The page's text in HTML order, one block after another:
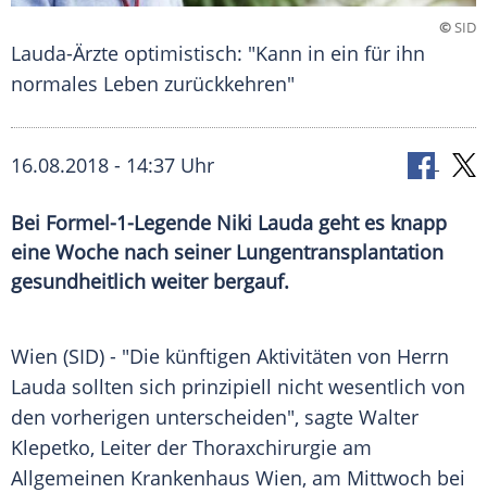
©SID
Lauda-Ärzte optimistisch: "Kann in ein für ihn
normales Leben zurückkehren"
16.08.2018 - 14:37 Uhr
Bei Formel-1-Legende Niki Lauda geht es knapp
eine Woche nach seiner Lungentransplantation
gesundheitlich weiter bergauf.
Wien (SID) - "Die künftigen Aktivitäten von Herrn
Lauda sollten sich prinzipiell nicht wesentlich von
den vorherigen unterscheiden", sagte Walter
Klepetko, Leiter der Thoraxchirurgie am
Allgemeinen Krankenhaus Wien, am Mittwoch bei